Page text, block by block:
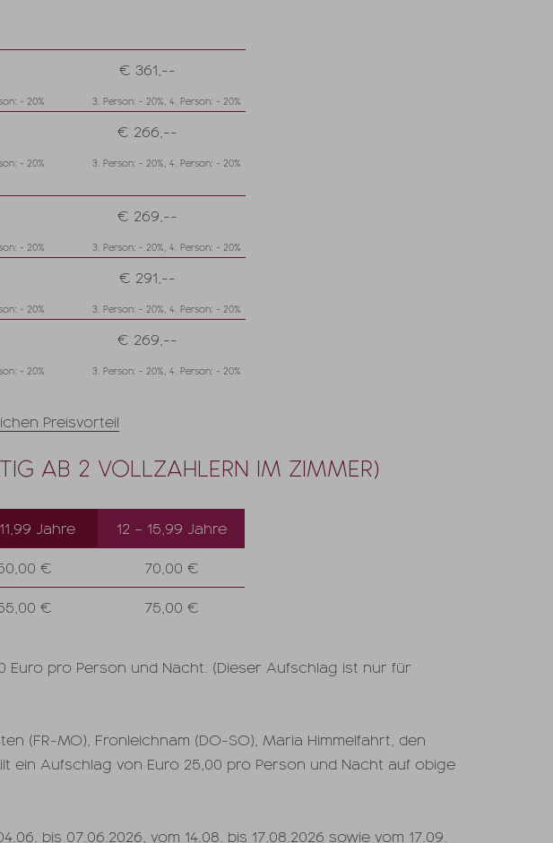
- 20%
€ 361,--
3. Person: - 20%, 4. Person: - 20%
- 20%
€ 266,--
3. Person: - 20%, 4. Person: - 20%
- 20%
€ 269,--
3. Person: - 20%, 4. Person: - 20%
- 20%
€ 291,--
3. Person: - 20%, 4. Person: - 20%
- 20%
€ 269,--
3. Person: - 20%, 4. Person: - 20%
Preisvorteil
AB 2 VOLLZAHLERN IM ZIMMER)
Jahre 12 – 15,99 Jahre
€ 70,00 €
€ 75,00 €
pro Person und Nacht. (Dieser Aufschlag ist nur für
(FR-MO), Fronleichnam (DO-SO), Maria Himmelfahrt, den
ein Aufschlag von Euro 25,00 pro Person und Nacht auf obige
bis 07.06.2026, vom 14.08. bis 17.08.2026 sowie vom 17.09.